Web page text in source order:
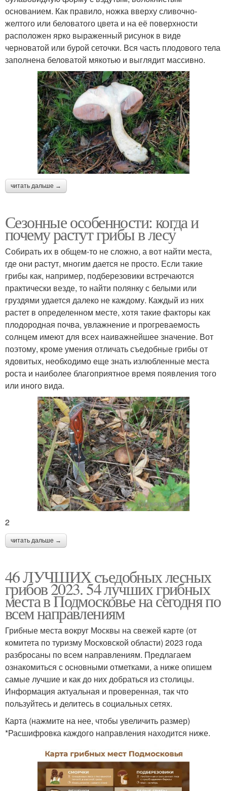
основанием. Как правило, ножка вверху сливочно-
желтого или беловатого цвета и на её поверхности
расположен ярко выраженный рисунок в виде
черноватой или бурой сеточки. Вся часть плодового тела
заполнена беловатой мякотью и выглядит массивно.
читать дальше →
Сезонные особенности: когда и
почему растут грибы в лесу
Собирать их в общем-то не сложно, а вот найти места,
где они растут, многим дается не просто. Если такие
грибы как, например, подберезовики встречаются
практически везде, то найти полянку с белыми или
груздями удается далеко не каждому. Каждый из них
растет в определенном месте, хотя такие факторы как
плодородная почва, увлажнение и прогреваемость
солнцем имеют для всех наиважнейшее значение. Вот
поэтому, кроме умения отличать съедобные грибы от
ядовитых, необходимо еще знать излюбленные места
роста и наиболее благоприятное время появления того
или иного вида.
2
читать дальше →
46 ЛУЧШИХ съедобных лесных
грибов 2023. 54 лучших грибных
места в Подмосковье на сегодня по
всем направлениям
Грибные места вокруг Москвы на свежей карте (от
комитета по туризму Московской области) 2023 года
разбросаны по всем направлениям. Предлагаем
ознакомиться с основными отметками, а ниже опишем
самые лучшие и как до них добраться из столицы.
Информация актуальная и проверенная, так что
пользуйтесь и делитесь в социальных сетях.
Карта (нажмите на нее, чтобы увеличить размер)
*Расшифровка каждого направления находится ниже.